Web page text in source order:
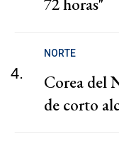
72 horas"
4.
NORTE
Corea del
de corto